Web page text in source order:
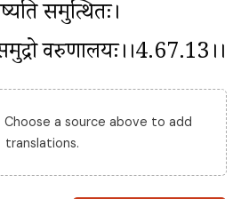
समुत्थितः।
वरुणालयः।।4.67.13।।
a source above to add
translations.